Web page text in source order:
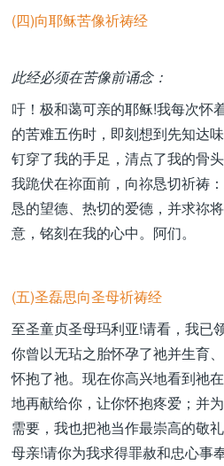
(四)向耶稣苦像祈祷经
此经必须在苦像前诵念：
吁！极和蔼可亲的耶稣!我每次怀
的苦难五伤时，即刻想到先知达
钉穿了我的手足，清点了我的骨
我跪伏在祢面前，向祢恳切祈祷
恳的望德、热切的爱德，并求祢
意，铭刻在我的心中。阿们。
(五)圣磊思向圣母祈祷经
至圣童贞圣母玛利亚!请看，我已
你曾以无玷之胎怀孕了祂并生育
怀抱了祂。现在你高兴地看到祂
地再献给你，让你怀抱疼爱；并
需要，我也把祂当作最崇高的敬
母亲!请你为我求得罪赦和忠心事